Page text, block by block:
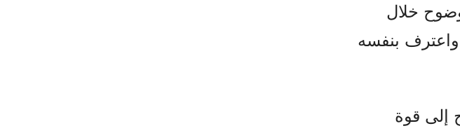
خلال
بنفسه
إلى قوة